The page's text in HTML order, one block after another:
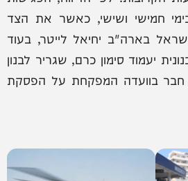
חמישי ושישי, כאשר את הצד
בארה"ב יחיאל לייטר, בעוד
יעמוד סימון כרם, שגריר לבנון
חבר בוועדה המפקחת על הפסקת